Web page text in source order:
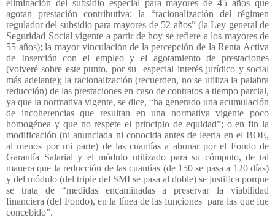
eliminación del subsidio especial para mayores de 45 años que
agotan prestación contributiva; la “racionalización del régimen
regulador del subsidio para mayores de 52 años” (la Ley general de
Seguridad Social vigente a partir de hoy se refiere a los mayores de
55 años); la mayor vinculación de la percepción de la Renta Activa
de Inserción con el empleo y el agotamiento de prestaciones
(volveré sobre este punto, por su
especial interés jurídico y social
más adelante); la racionalización (recuerden, no se utiliza la palabra
reducción) de las prestaciones en caso de contratos a tiempo parcial,
ya que la normativa vigente, se dice, “ha generado una acumulación
de incoherencias que resultan en una normativa vigente poco
homogénea y que no respete el principio de equidad”; o en fin la
modificación (ni anunciada ni conocida antes de leerla en el BOE,
al menos por mi parte) de las cuantías a abonar por el Fondo de
Garantía Salarial y el módulo utilizado para su cómputo, de tal
manera que la reducción de las cuantías (de 150 se pasa a 120 días)
y del módulo (del triple del SMI se pasa al doble) se justifica porque
se trata de “medidas encaminadas a preservar la viabilidad
financiera (del Fondo), en la línea de las funciones para las que fue
concebido”.